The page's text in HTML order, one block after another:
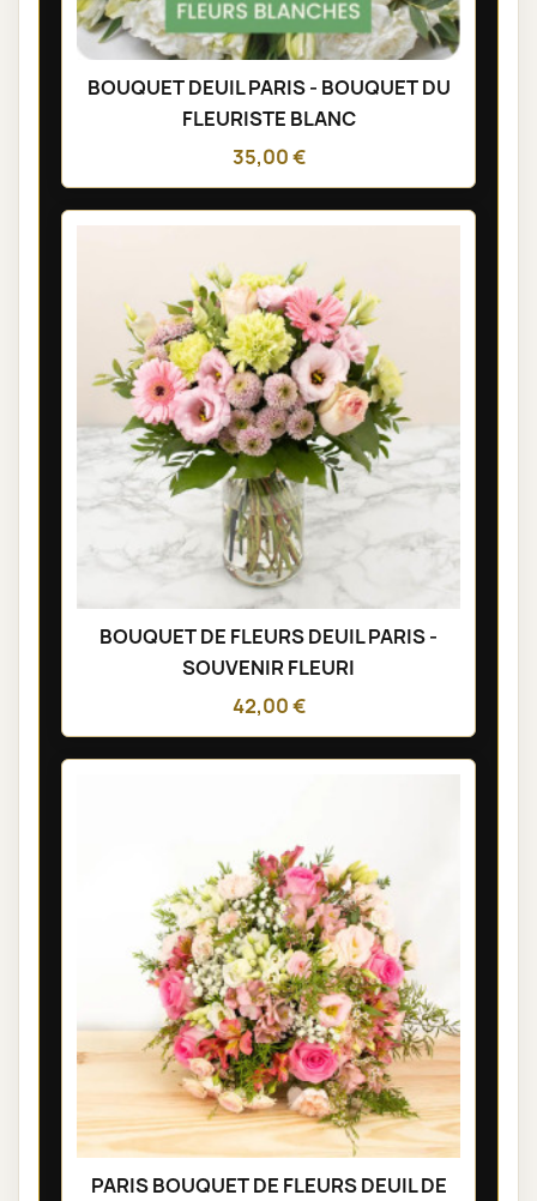
BOUQUET DEUIL PARIS - BOUQUET DU
FLEURISTE BLANC
35,00 €
BOUQUET DE FLEURS DEUIL PARIS -
SOUVENIR FLEURI
42,00 €
PARIS BOUQUET DE FLEURS DEUIL DE